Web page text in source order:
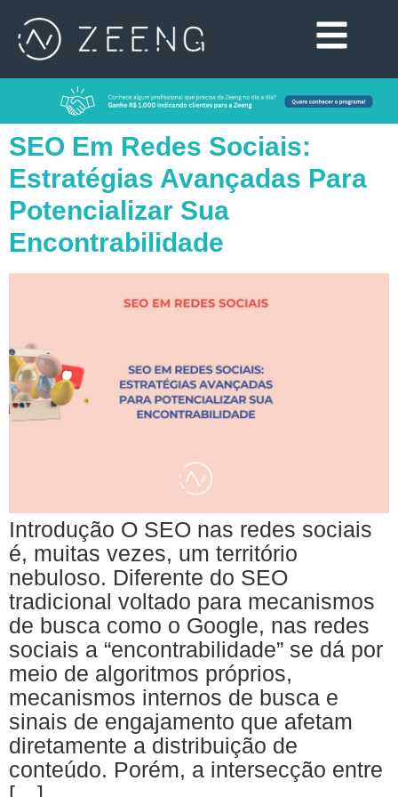
SEO Em Redes Sociais:
Estratégias Avançadas Para
Potencializar Sua
Encontrabilidade
Introdução O SEO nas redes sociais
é, muitas vezes, um território
nebuloso. Diferente do SEO
tradicional voltado para mecanismos
de busca como o Google, nas redes
sociais a “encontrabilidade” se dá por
meio de algoritmos próprios,
mecanismos internos de busca e
sinais de engajamento que afetam
diretamente a distribuição de
conteúdo. Porém, a intersecção entre